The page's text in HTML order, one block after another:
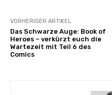
VORHERIGER ARTIKEL
Das Schwarze Auge: Book of
Heroes – verkürzt euch die
Wartezeit mit Teil 6 des
Comics